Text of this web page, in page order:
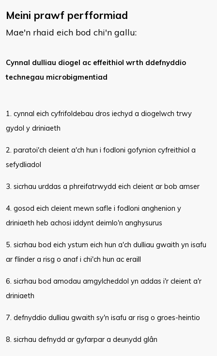
Meini prawf perfformiad
Mae'n rhaid eich bod chi'n gallu:
Cynnal dulliau diogel ac effeithiol wrth ddefnyddio
technegau microbigmentiad
1. cynnal eich cyfrifoldebau dros iechyd a diogelwch trwy
gydol y driniaeth
2. paratoi'ch cleient a'ch hun i fodloni gofynion cyfreithiol a
sefydliadol
3. sicrhau urddas a phreifatrwydd eich cleient ar bob amser
4. gosod eich cleient mewn safle i fodloni anghenion y
driniaeth heb achosi iddynt deimlo'n anghysurus
5. sicrhau bod eich ystum eich hun a'ch dulliau gwaith yn isafu
ar flinder a risg o anaf i chi'ch hun ac eraill
6. sicrhau bod amodau amgylcheddol yn addas i'r cleient a'r
driniaeth
7. defnyddio dulliau gwaith sy'n isafu ar risg o groes-heintio
8. sicrhau defnydd ar gyfarpar a deunydd glân